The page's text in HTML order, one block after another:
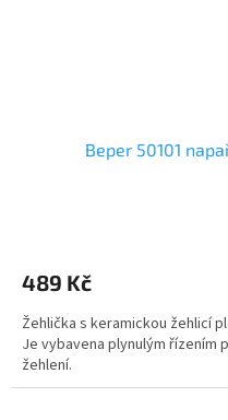
Beper 50101
489 Kč
Žehlička s keramickou žehlicí
Je vybavena plynulým řízením
žehlení.